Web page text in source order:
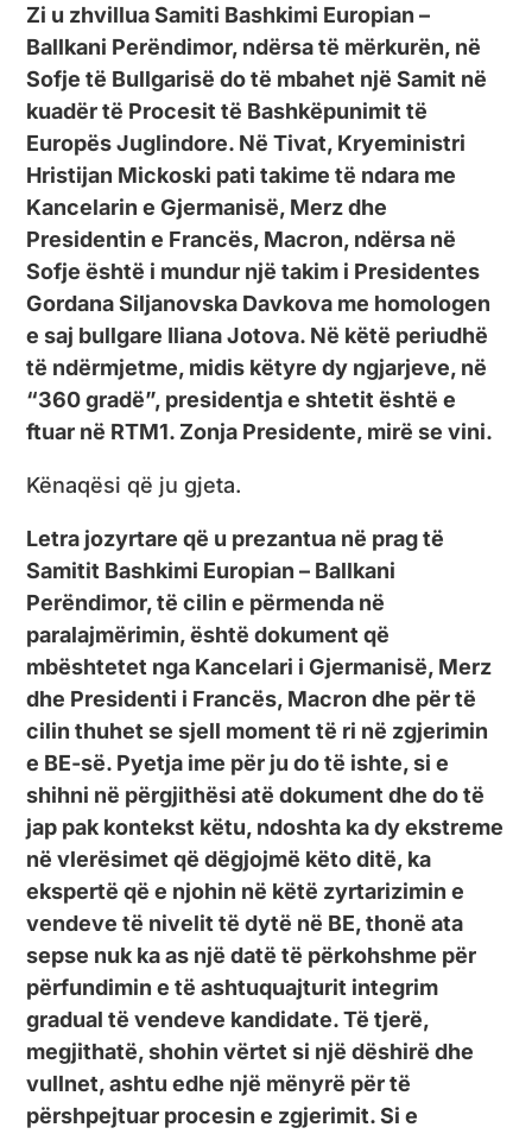
Zi u zhvillua Samiti Bashkimi Europian –
Ballkani Perëndimor, ndërsa të mërkurën, në
Sofje të Bullgarisë do të mbahet një Samit në
kuadër të Procesit të Bashkëpunimit të
Europës Juglindore. Në Tivat, Kryeministri
Hristijan Mickoski pati takime të ndara me
Kancelarin e Gjermanisë, Merz dhe
Presidentin e Francës, Macron, ndërsa në
Sofje është i mundur një takim i Presidentes
Gordana Siljanovska Davkova me homologen
e saj bullgare Iliana Jotova. Në këtë periudhë
të ndërmjetme, midis këtyre dy ngjarjeve, në
“360 gradë”, presidentja e shtetit është e
ftuar në RTM1. Zonja Presidente, mirë se vini.
Kënaqësi që ju gjeta.
Letra jozyrtare që u prezantua në prag të
Samitit Bashkimi Europian – Ballkani
Perëndimor, të cilin e përmenda në
paralajmërimin, është dokument që
mbështetet nga Kancelari i Gjermanisë, Merz
dhe Presidenti i Francës, Macron dhe për të
cilin thuhet se sjell moment të ri në zgjerimin
e BE-së. Pyetja ime për ju do të ishte, si e
shihni në përgjithësi atë dokument dhe do të
jap pak kontekst këtu, ndoshta ka dy ekstreme
në vlerësimet që dëgjojmë këto ditë, ka
ekspertë që e njohin në këtë zyrtarizimin e
vendeve të nivelit të dytë në BE, thonë ata
sepse nuk ka as një datë të përkohshme për
përfundimin e të ashtuquajturit integrim
gradual të vendeve kandidate. Të tjerë,
megjithatë, shohin vërtet si një dëshirë dhe
vullnet, ashtu edhe një mënyrë për të
përshpejtuar procesin e zgjerimit. Si e